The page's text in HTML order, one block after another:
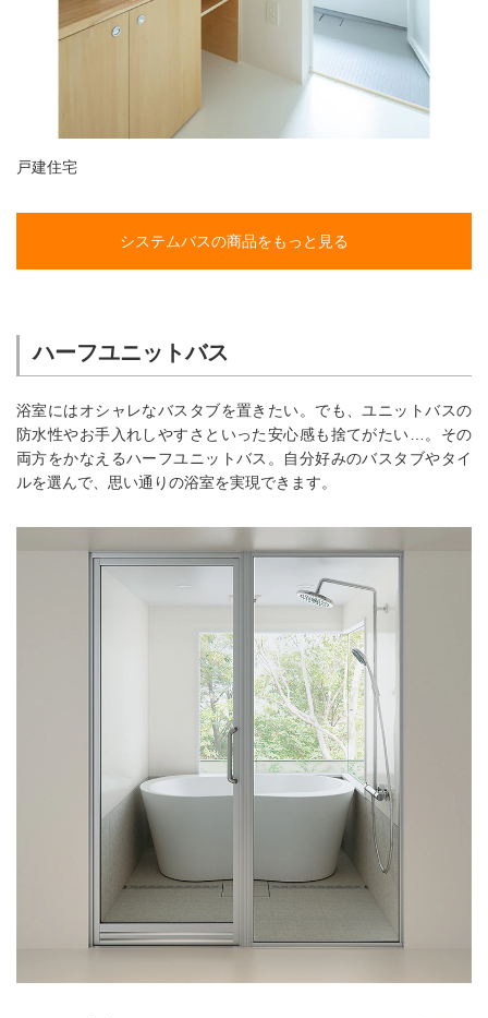
戸建住宅
システムバスの商品をもっと見る
ハーフユニットバス
浴室にはオシャレなバスタブを置きたい。でも、ユニットバスの
防水性やお手入れしやすさといった安心感も捨てがたい…。その
両方をかなえるハーフユニットバス。自分好みのバスタブやタイ
ルを選んで、思い通りの浴室を実現できます。